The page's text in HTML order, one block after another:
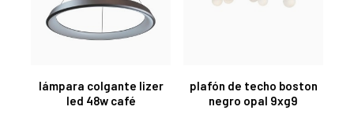
lámpara colgante lizer
led 48w café
plafón de techo boston
negro opal 9xg9